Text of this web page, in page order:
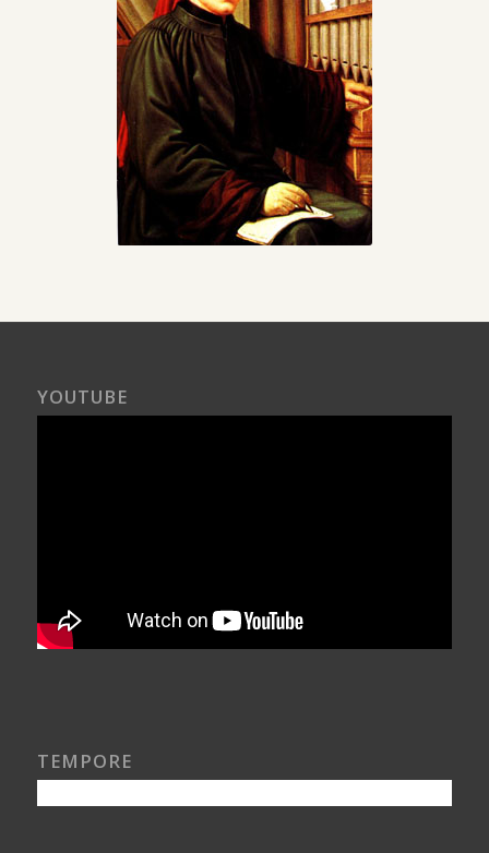
YOUTUBE
TEMPORE